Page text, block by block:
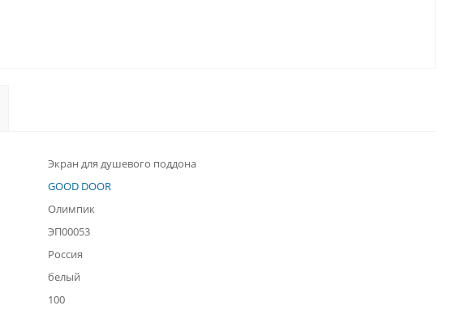
Экран для душевого поддона
GOOD DOOR
Олимпик
ЭП00053
Россия
белый
100